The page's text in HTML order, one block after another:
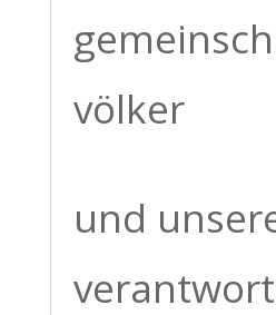
völker
und